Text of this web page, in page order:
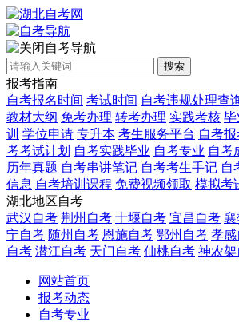
自考导航
搜索
报考指南
自考报名时间 考试时间 自考违规处理查
教材大纲 免考办理 转考办理 实践考核 毕
训 学位申请 专升本 考生服务平台 自考
考考试计划 自考实践毕业 自考专业 自考
历年真题 自考串讲笔记 自考考生手记 自
信息 自考培训课程 免费视频领取 模拟考
湖北地区自考
武汉自考 荆州自考 十堰自考 宜昌自考
宁自考 随州自考 恩施自考 鄂州自考 孝
自考 潜江自考 天门自考 仙桃自考 神农
网站首页
报考动态
自考专业